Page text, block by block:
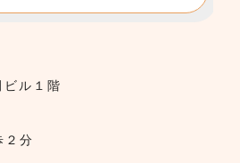
ル１階
分